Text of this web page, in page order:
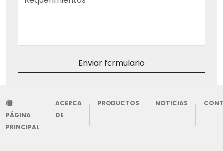
Enviar formulario
PÁGINA
PRINCIPAL
ACERCA
DE
PRODUCTOS NOTICIAS